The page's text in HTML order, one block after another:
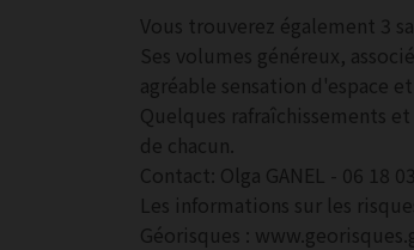
Vous trouverez également 3
Ses volumes généreux,
agréable sensation d'espace
Quelques rafraîchissements
de chacun.
Contact: Olga GANEL - 06 18
Les informations sur les
Géorisques :